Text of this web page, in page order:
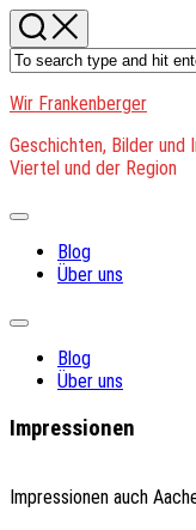
Skip
to
content
Wir Frankenberger
Geschichten, Bilder und
Viertel und der Region
Expand
Blog
Über uns
Expand
Blog
Über uns
Impressionen
Impressionen auch